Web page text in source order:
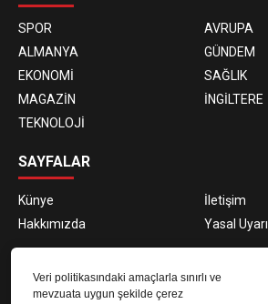
Veri politikasındaki amaçlarla sınırlı ve
mevzuata uygun şekilde çerez
SPOR
AVRUPA
ALMANYA
GÜNDEM
EKONOMİ
SAĞLIK
MAGAZİN
İNGİLTERE
TEKNOLOJİ
SAYFALAR
Künye
İletişim
Hakkımızda
Yasal Uyarı